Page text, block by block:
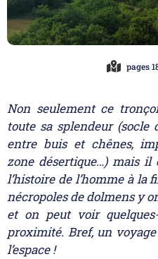
pages
Non seulement ce
toute sa splendeur (socle
entre buis et chênes,
zone désertique…) mais il
l’histoire de l’homme à la
nécropoles de dolmens y
et on peut voir
proximité. Bref, un
l’espace !